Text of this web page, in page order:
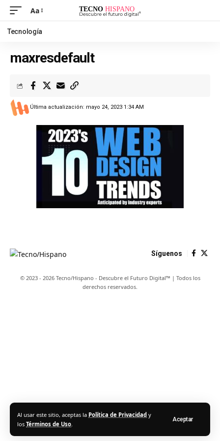
Al usar este sitio, aceptas la Política de Privacidad y
los Términos de Uso.
Aceptar
Aa
Tecnología
maxresdefault
Última actualización: mayo 24, 2023 1:34 AM
Síguenos
© 2023 - 2026 Tecno/Hispano - Descubre el Futuro Digital™ | Todos los
derechos reservados.